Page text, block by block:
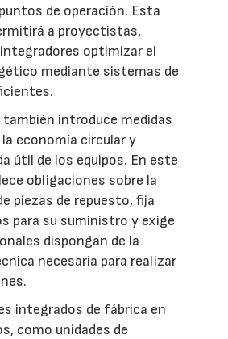
de operación. Esta
a proyectistas,
optimizar el
mediante sistemas de
también introduce medidas
economía circular y
útil de los equipos. En este
obligaciones sobre la
piezas de repuesto, fija
para su suministro y exige
dispongan de la
necesaria para realizar
integrados de fábrica en
como unidades de